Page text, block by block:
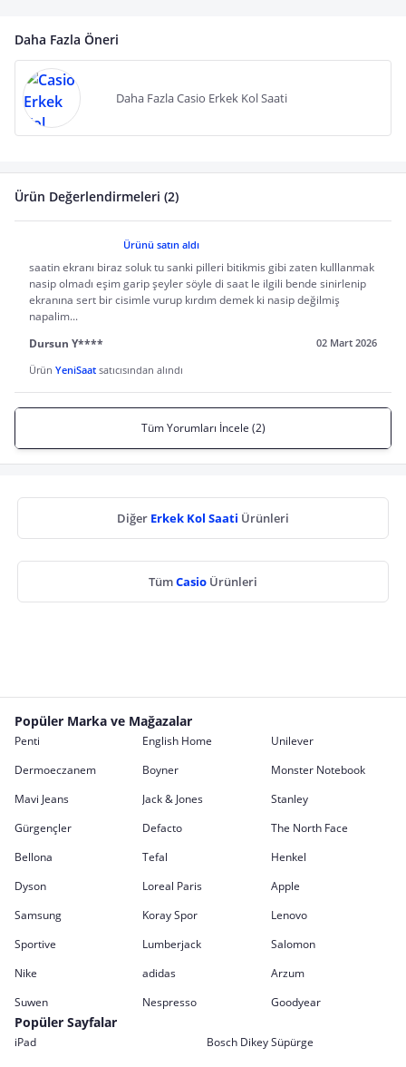
Daha Fazla Öneri
Daha Fazla Casio Erkek Kol Saati
Ürün Değerlendirmeleri (2)
Ürünü satın aldı
saatin ekranı biraz soluk tu sanki pilleri bitikmis gibi zaten kulllanmak
nasip olmadı eşim garip şeyler söyle di saat le ilgili bende sinirlenip
ekranına sert bir cisimle vurup kırdım demek ki nasip değilmiş
napalim...
Dursun Y****
02 Mart 2026
Ürün YeniSaat satıcısından alındı
Tüm Yorumları İncele (2)
Diğer Erkek Kol Saati Ürünleri
TümCasio Ürünleri
Popüler Marka ve Mağazalar
Penti English Home
Unilever
Dermoeczanem
Boyner
Monster Notebook
Mavi Jeans
Jack & Jones
Stanley
Gürgençler
Defacto
The North Face
Bellona
Tefal
Henkel
Dyson
Loreal Paris
Apple
Samsung
Koray Spor
Lenovo
Sportive
Lumberjack
Salomon
Nike
adidas
Arzum
Suwen
Nespresso Goodyear
Popüler Sayfalar
iPad
Bosch Dikey Süpürge